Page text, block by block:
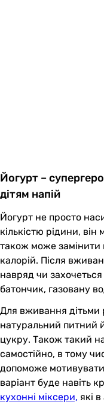
Йогурт –
дітям напій
Йогурт не просто
кількістю рідини,
також може замінити
калорій. Після
навряд чи
батончик, газовану
Для вживання дітьми
натуральний питний
цукру. Також такий
самостійно, в тому
допоможе
варіант буде навіть
кухонні міксери, які